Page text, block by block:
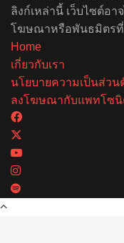
ลิงก์เหล่านี้ เว็บไซต์อ
โฆษณาหรือพันธมิตรที่
Home
เกี่ยวกับเรา
นโยบายความเป็นส่วน
ลงโฆษณากับแพทโซ